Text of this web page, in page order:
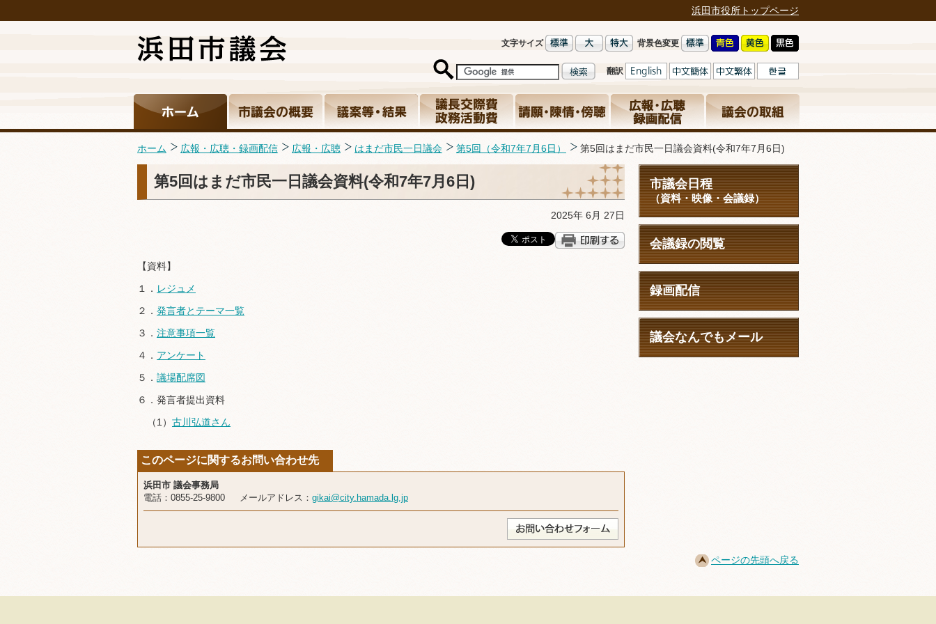
浜田市役所トップページ
文字サイズ 背景色変更
翻訳
ホーム 広報・広聴・録画配信 広報・広聴 はまだ市民一日議会 第5回（令和7年7月6日） 第5回はまだ市民一日議会資料(令和7年7月6日)
第5回はまだ市民一日議会資料(令和7年7月6日)
2025年 6月 27日
【資料】
１． レジュメ
２． 発言者とテーマ一覧
３． 注意事項一覧
４． アンケート
５． 議場配席図
６．発言者提出資料
（1） 古川弘道さん
このページに関するお問い合わせ先
浜田市 議会事務局
電話：0855-25-9800 メールアドレス： gikai@city.hamada.lg.jp
市議会日程
（資料・映像・会議録）
会議録の閲覧
録画配信
議会なんでもメール
ページの先頭へ戻る